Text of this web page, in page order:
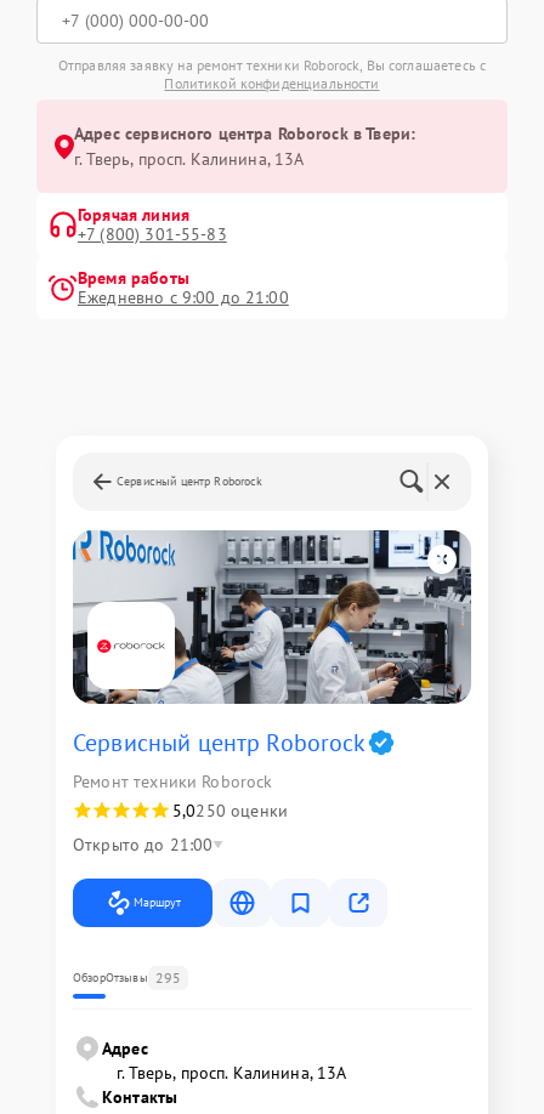
Отправляя заявку на ремонт техники Roborock, Вы соглашаетесь с
Политикой конфиденциальности
Адрес сервисного центра Roborock в Твери:
г. Тверь, просп. Калинина, 13А
Горячая линия
+7 (800) 301-55-83
Время работы
Ежедневно с 9:00 до 21:00
Сервисный центр Roborock
Сервисный центр Roborock
Ремонт техники Roborock
5,0250 оценки
Открыто до 21:00
Маршрут
ОбзорОтзывы 295
Адрес
г. Тверь, просп. Калинина, 13А
Контакты